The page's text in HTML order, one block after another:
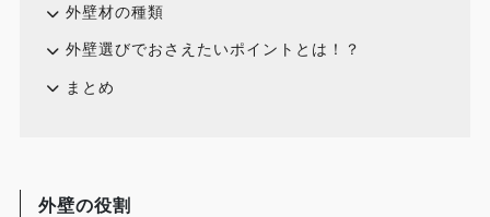
外壁材の種類
外壁選びでおさえたいポイントとは！？
まとめ
外壁の役割